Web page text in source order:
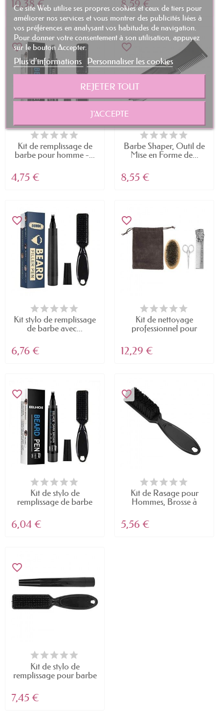
10,38 € 8,59 €
favorite_border
Kit de remplissage de
barbe pour homme -...
4,75 €
favorite_border
Barbe Shaper, Outil de
Mise en Forme de...
8,55 €
favorite_border
Kit stylo de remplissage
de barbe avec...
6,76 €
favorite_border
Kit de nettoyage
professionnel pour
12,29 €
favorite_border
Kit de stylo de
remplissage de barbe
6,04 €
favorite_border
Kit de Rasage pour
Hommes, Brosse à
5,56 €
favorite_border
Kit de stylo de
remplissage pour barbe
7,45 €
Ce site Web utilise ses propres cookies et ceux de tiers pour
améliorer nos services et vous montrer des publicités liées à
vos préférences en analysant vos habitudes de navigation.
Pour donner votre consentement à son utilisation, appuyez
sur le bouton Accepter.
Plus d'informations Personnaliser les cookies
REJETER TOUT
J'ACCEPTE